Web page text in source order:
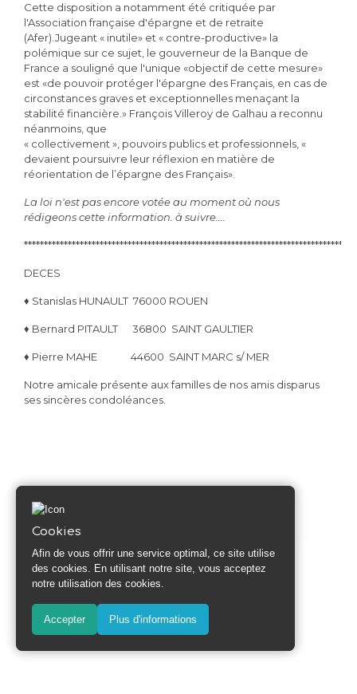
Cette disposition a notamment été critiquée par
l'Association française d'épargne et de retraite
(Afer).Jugeant « inutile» et « contre-productive» la
polémique sur ce sujet, le gouverneur de la Banque de
France a souligné que l'unique «objectif de cette mesure»
est «de pouvoir protéger l'épargne des Français, en cas de
circonstances graves et exceptionnelles menaçant la
stabilité financière.» François Villeroy de Galhau a reconnu
néanmoins, que
« collectivement », pouvoirs publics et professionnels, «
devaient poursuivre leur réflexion en matière de
réorientation de l’épargne des Français».
La loi n'est pas encore votée au moment où nous
rédigeons cette information. à suivre....
DECES
♦ Stanislas HUNAULT 76000 ROUEN
♦ Bernard PITAULT 36800 SAINT GAULTIER
♦ Pierre MAHE 44600 SAINT MARC s/ MER
Notre amicale présente aux familles de nos amis disparus
ses sincères condoléances.
Cookies
Afin de vous offrir une service optimal, ce site utilise
des cookies. En utilisant notre site, vous acceptez
notre utilisation des cookies.
Accepter Plus d'informations
Cookies
Afin de vous offrir une service optimal, ce site utilise
des cookies. En utilisant notre site, vous acceptez
notre utilisation des cookies.
Accepter Plus d'informations